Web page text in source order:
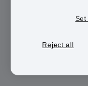
Reject all